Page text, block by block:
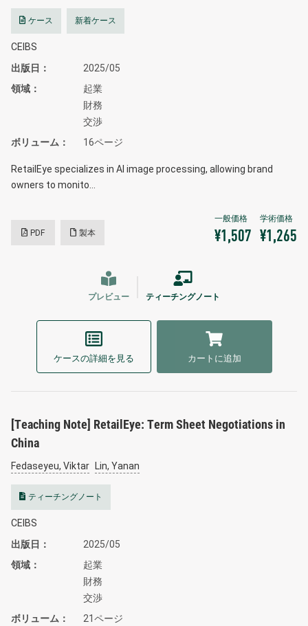
ケース 新着ケース
CEIBS
出版日
2025/05
領域
起業
財務
交渉
ボリューム
16ページ
RetailEye specializes in AI image processing, allowing brand
owners to monito…
PDF 製本 ¥1,507 ¥1,265
プレビュー ティーチングノート
ケースの詳細を見る カートに追加
[Teaching Note] RetailEye: Term Sheet Negotiations in
China
Fedaseyeu, Viktar Lin, Yanan
ティーチングノート
CEIBS
出版日
2025/05
領域
起業
財務
交渉
ボリューム
21ページ